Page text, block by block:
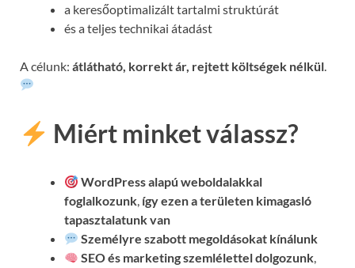
a keresőoptimalizált tartalmi struktúrát
és a teljes technikai átadást
A célunk: átlátható, korrekt ár, rejtett költségek nélkül
Miért minket válassz?
WordPress alapú weboldalakkal
foglalkozunk, így ezen a területen kimagasló
tapasztalatunk van
Személyre szabott megoldásokat kínálunk
SEO és marketing szemlélettel dolgozunk,